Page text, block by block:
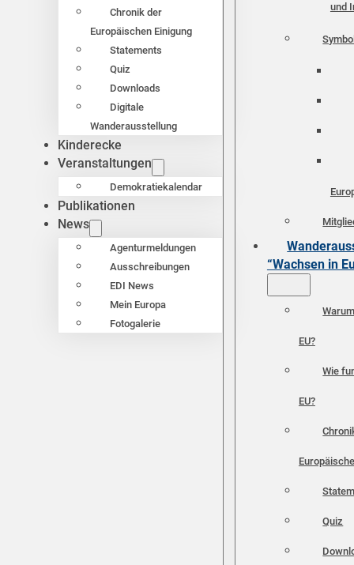
Chronik der
Europäischen Einigung
Statements
Quiz
Downloads
Digitale
Wanderausstellung
Kinderecke
Veranstaltungen
Demokratiekalendar
Publikationen
News
Agenturmeldungen
Ausschreibungen
EDI News
Mein Europa
Fotogalerie
und
“Wachsen in
EU?
Wie
EU?
Quiz